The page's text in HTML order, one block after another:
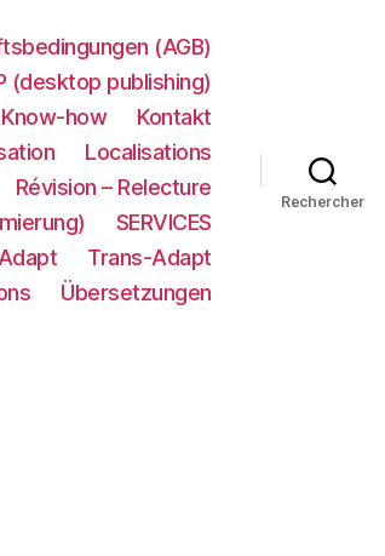
(AGB)
(desktop publishing)
Know-how
Kontakt
Localisations
Révision – Relecture
SERVICES
Trans-Adapt
Übersetzungen
Rechercher